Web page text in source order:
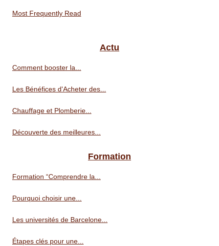
Most Frequently Read
Actu
Comment booster la...
Les Bénéfices d'Acheter des...
Chauffage et Plomberie...
Découverte des meilleures...
Formation
Formation “Comprendre la...
Pourquoi choisir une...
Les universités de Barcelone...
Étapes clés pour une...